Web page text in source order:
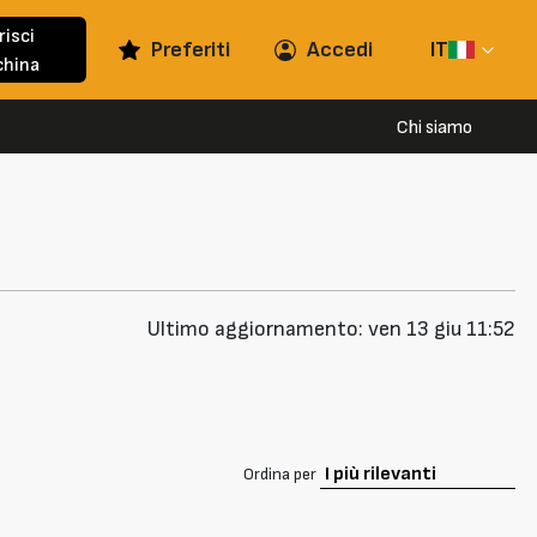
Preferiti Accedi IT
Chi siamo
Ultimo aggiornamento: ven 13 giu 11:52
Ordina per